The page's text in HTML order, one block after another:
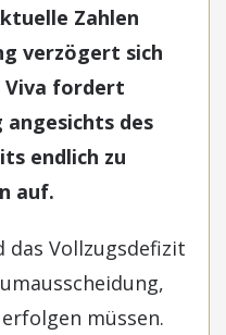
Zahlen
verzögert sich
Viva fordert
des
endlich zu
auf.
das Vollzugsdefizit
müssen.